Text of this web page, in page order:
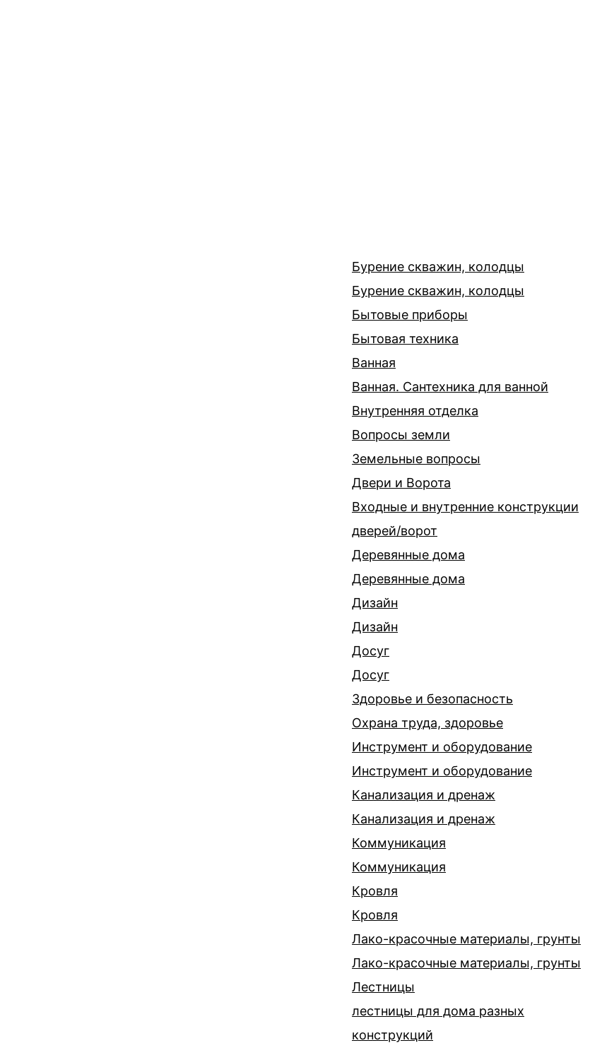
Бурение скважин, колодцы
Бурение скважин, колодцы
Бытовые приборы
Бытовая техника
Ванная
Ванная. Сантехника для ванной
Внутренняя отделка
Вопросы земли
Земельные вопросы
Двери и Ворота
Входные и внутренние конструкции
дверей/ворот
Деревянные дома
Деревянные дома
Дизайн
Дизайн
Досуг
Досуг
Здоровье и безопасность
Охрана труда, здоровье
Инструмент и оборудование
Инструмент и оборудование
Канализация и дренаж
Канализация и дренаж
Коммуникация
Коммуникация
Кровля
Кровля
Лако-красочные материалы, грунты
Лако-красочные материалы, грунты
Лестницы
лестницы для дома разных
конструкций